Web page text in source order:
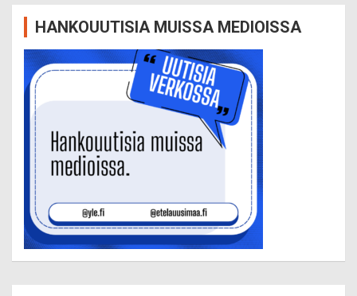
HANKOUUTISIA MUISSA MEDIOISSA